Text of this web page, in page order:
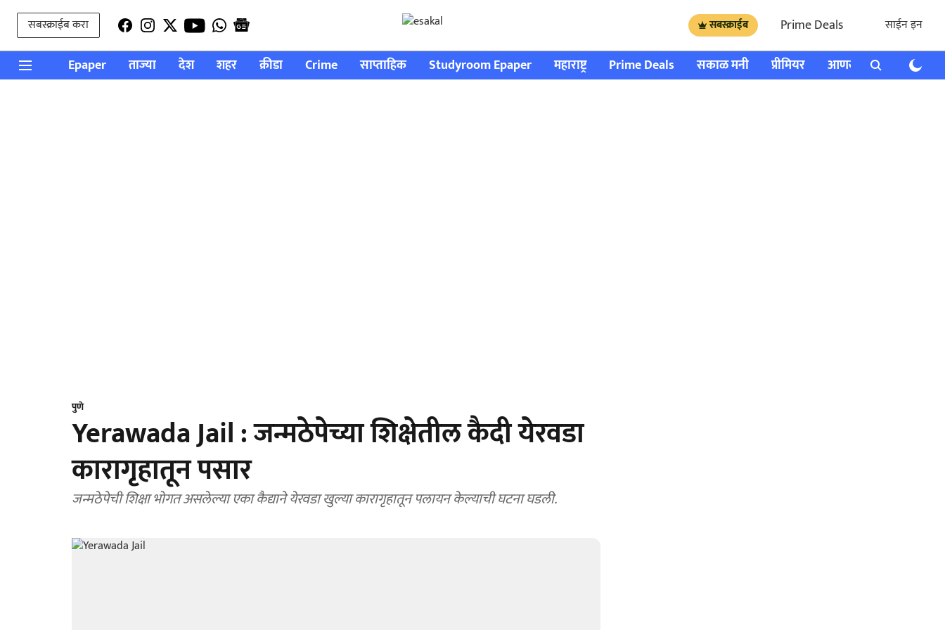
सबस्क्राईब करा सबस्क्राईब Prime Deals साईन इन
Epaper ताज्या देश शहर क्रीडा Crime साप्ताहिक Studyroom Epaper महाराष्ट्र Prime Deals सकाळ मनी प्रीमियर आणखी राशी भविष्य
पुणे
Yerawada Jail : जन्मठेपेच्या शिक्षेतील कैदी येरवडा
कारागृहातून पसार
जन्मठेपेची शिक्षा भोगत असलेल्या एका कैद्याने येरवडा खुल्या कारागृहातून पलायन केल्याची घटना घडली.